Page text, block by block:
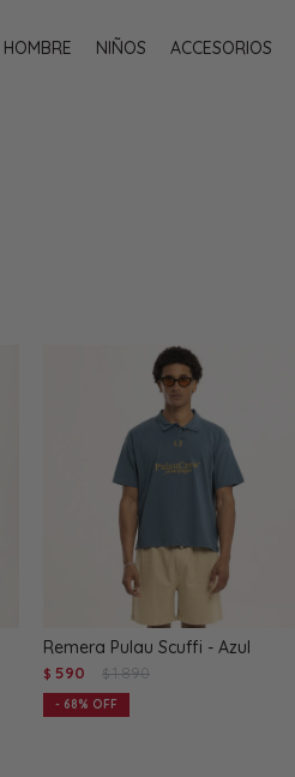
HOMBRE NIÑOS ACCESORIOS
Remera Pulau Scuffi - Azul
$ 590 $ 1.890
68